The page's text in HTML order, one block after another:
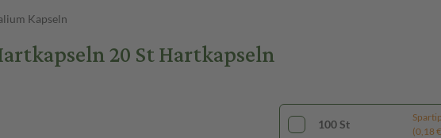
Kapseln
20 St Hartkapseln
100 St
(0,18